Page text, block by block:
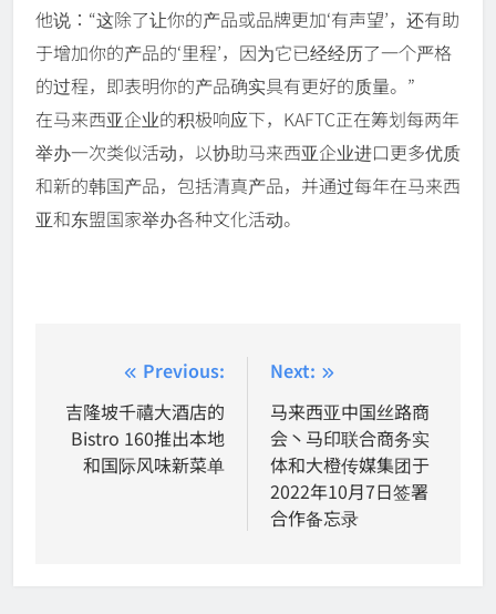
他说：“这除了让你的产品或品牌更加‘有声望’，还有助
于增加你的产品的‘里程’，因为它已经经历了一个严格
的过程，即表明你的产品确实具有更好的质量。”
在马来西亚企业的积极响应下，KAFTC正在筹划每两年
举办一次类似活动，以协助马来西亚企业进口更多优质
和新的韩国产品，包括清真产品，并通过每年在马来西
亚和东盟国家举办各种文化活动。
navigation
Previous:
吉隆坡千禧大酒店的
Bistro 160推出本地
和国际风味新菜单
Next:
马来西亚中国丝路商
会丶马印联合商务实
体和大橙传媒集团于
2022年10月7日签署
合作备忘录